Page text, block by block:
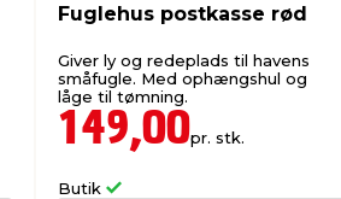
Fuglehus postkasse rød
Giver ly og redeplads til havens
småfugle. Med ophængshul og
låge til tømning.
149,00pr. stk.
Butik